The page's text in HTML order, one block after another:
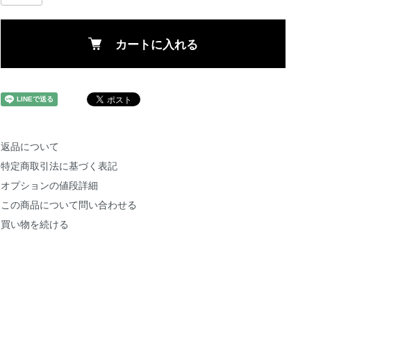
カートに入れる
返品について
特定商取引法に基づく表記
オプションの値段詳細
この商品について問い合わせる
買い物を続ける